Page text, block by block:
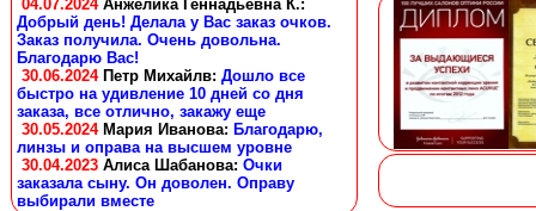
04.07.2024 Анжелика Геннадьевна К.:
Добрый день! Делала у Вас заказ очков.
Заказ получила. Очень довольна.
Благодарю Вас!
30.06.2024 Петр Михайлв: Дошло все
быстро на удивление 10 дней со дня
заказа, все отлично, закажу еще
30.05.2024 Мария Иванова: Благодарю,
линзы и оправа на высшем уровне
30.04.2023 Алиса Шабанова: Очки
заказала сыну. Он доволен. Оправу
выбирали вместе